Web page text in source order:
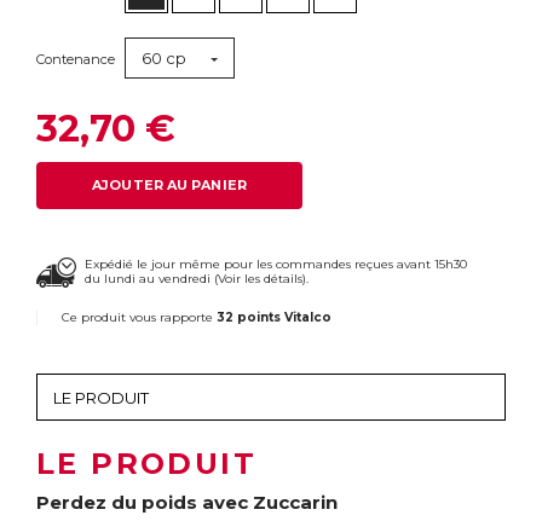
Contenance 60 cp
32,70 €
AJOUTER AU PANIER
Expédié le jour même pour les commandes reçues avant 15h30
du lundi au vendredi (Voir les détails).
Ce produit vous rapporte 32 points Vitalco
LE PRODUIT
Perdez du poids avec Zuccarin